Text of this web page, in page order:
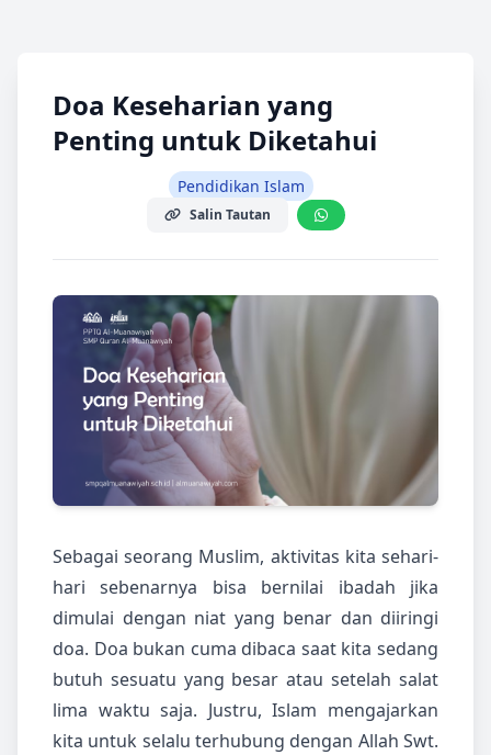
Doa Keseharian yang
Penting untuk Diketahui
Pendidikan Islam
Salin Tautan
Sebagai seorang Muslim, aktivitas kita sehari-
hari sebenarnya bisa bernilai ibadah jika
dimulai dengan niat yang benar dan diiringi
doa. Doa bukan cuma dibaca saat kita sedang
butuh sesuatu yang besar atau setelah salat
lima waktu saja. Justru, Islam mengajarkan
kita untuk selalu terhubung dengan Allah Swt.